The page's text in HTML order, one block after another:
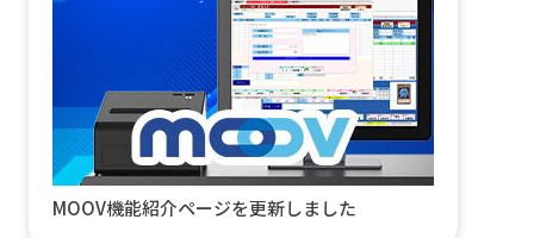
MOOV機能紹介ページを更新しました